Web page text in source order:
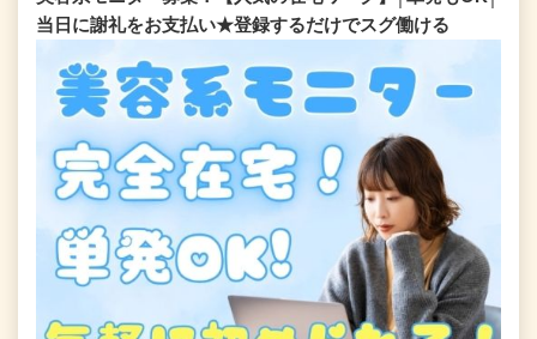
当日に謝礼をお支払い★登録するだけでスグ働ける